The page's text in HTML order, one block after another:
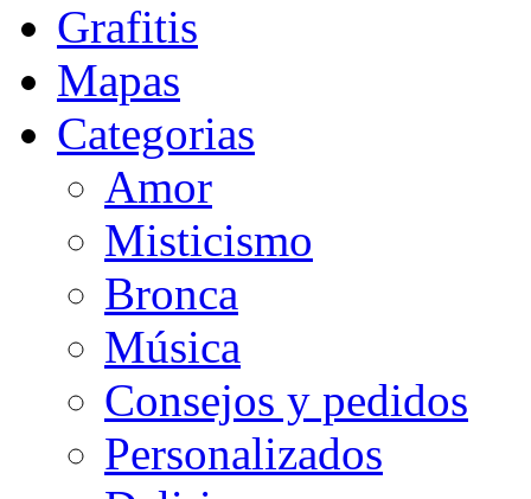
Grafitis
Mapas
Categorias
Amor
Misticismo
Bronca
Música
Consejos y pedidos
Personalizados